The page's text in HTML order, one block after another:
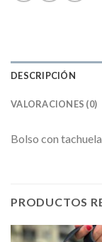
DESCRIPCIÓN
VALORACIONES (0)
Bolso con
PRODUCTOS